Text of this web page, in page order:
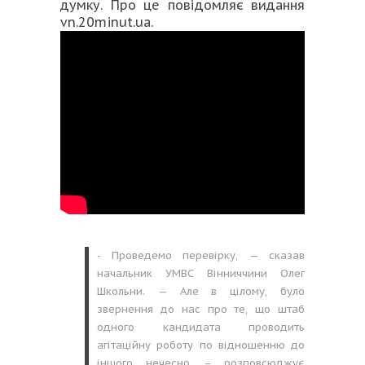
думку. Про це повідомляє видання
vn.20minut.ua.
- Проведемо перевірку, — сказав
начальник УМВС Вінниччини Олег
Школьни. — Але в цілому, було
звернення до нас про те, що штаб
одного кандидата проводить
агітаційну роботу по відношенню до